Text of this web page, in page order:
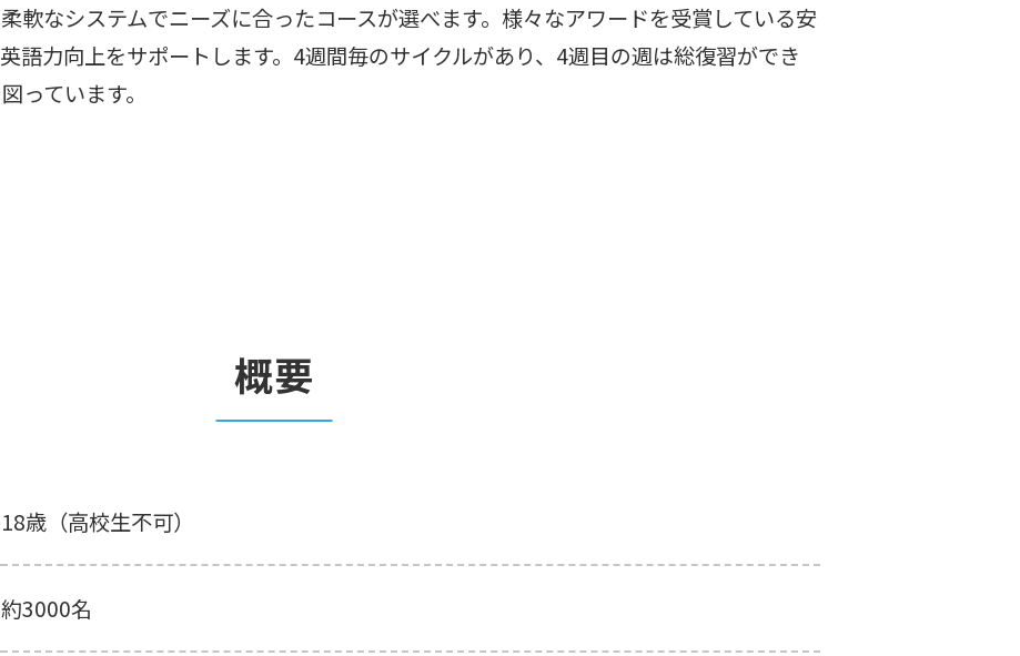
軟なシステムでニーズに合ったコースが選べます。様々なアワードを受賞している安
語力向上をサポートします。4週間毎のサイクルがあり、4週目の週は総復習ができ
っています。
概要
18歳（高校生不可）
約3000名